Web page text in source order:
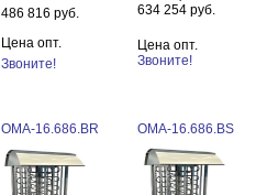
486 816 руб.
634 254 руб.
Цена опт.
Звоните!
Цена опт.
Звоните!
ОМА-16.686.BR ОМА-16.686.BS